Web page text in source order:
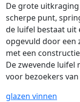
De grote
scherpe punt,
de luifel bestaat uit
opgevuld door een
met een
De zwevende
voor bezoekers
glazen vinnen